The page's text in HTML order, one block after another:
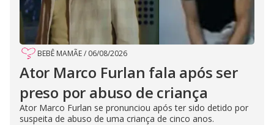
BEBÊ MAMÃE/ 06/08/2026
Ator Marco Furlan fala após ser
preso por abuso de criança
Ator Marco Furlan se pronunciou após ter sido detido por
suspeita de abuso de uma criança de cinco anos.